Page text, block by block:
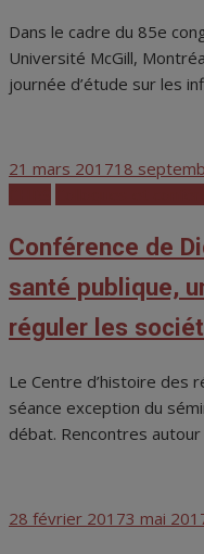
Dans le cadre du 85e
Université McGill,
journée d’étude sur les
Posted
21 mars 201718
Conférence de
santé publique,
réguler les
Le Centre d’histoire des
séance exception du
débat. Rencontres
Posted
28 février 20173 mai